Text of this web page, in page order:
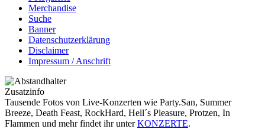
Merchandise
Suche
Banner
Datenschutzerklärung
Disclaimer
Impressum / Anschrift
Zusatzinfo
Tausende Fotos von Live-Konzerten wie Party.San, Summer
Breeze, Death Feast, RockHard, Hell´s Pleasure, Protzen, In
Flammen und mehr findet ihr unterKONZERTE.